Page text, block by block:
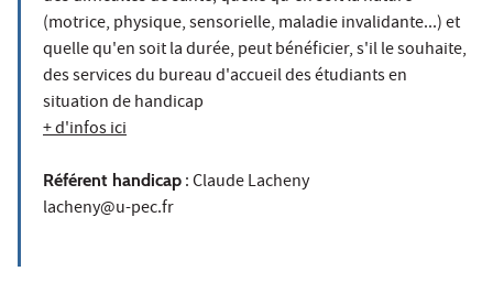
(motrice, physique, sensorielle, maladie invalidante...) et
quelle qu'en soit la durée, peut bénéficier, s'il le souhaite,
des services du bureau d'accueil des étudiants en
situation de handicap
+ d'infos ici
Référent handicap : Claude Lacheny
lacheny@u-pec.fr